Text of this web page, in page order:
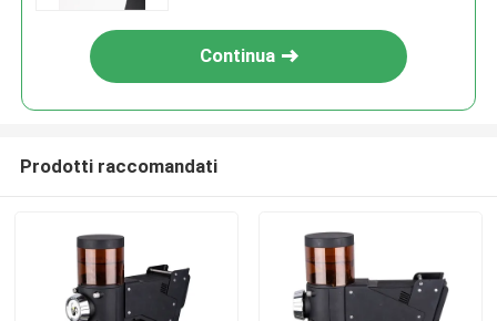
Continua
Prodotti raccomandati